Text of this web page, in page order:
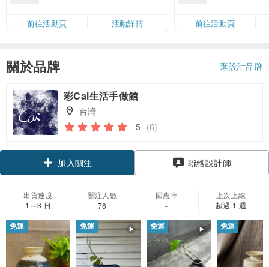
額有限，額滿即止，僅限「常用信
前往活動頁 活動詳情
前往活動頁
關於品牌 逛設計品牌
彩Cai生活手做館
台灣
5 (6)
加入關注 聯絡設計師
出貨速度
1～3 日
關注人數
76
回應率
-
上次上線
超過 1 週
免運 免運 免運 免運